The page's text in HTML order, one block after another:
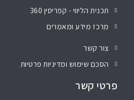
תכנית הליווי - קפריסין 360
מרכז מידע ומאמרים
צור קשר
הסכם שימוש ומדיניות פרטיות
פרטי קשר